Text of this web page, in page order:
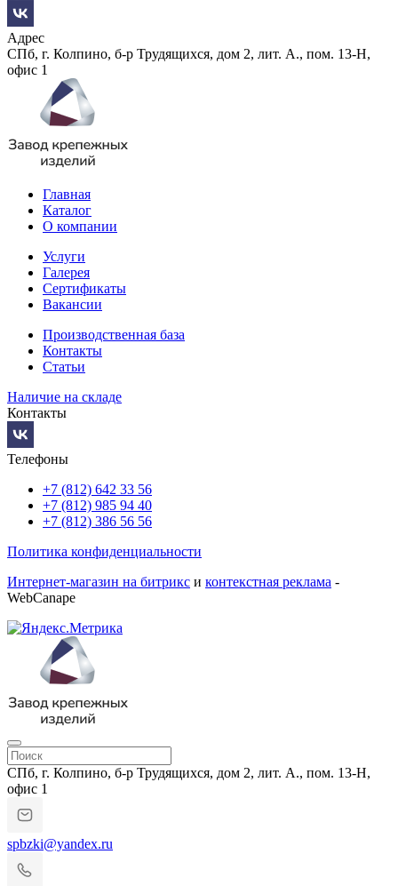
Адрес
СПб, г. Колпино, б-р Трудящихся, дом 2, лит. А., пом. 13-Н,
офис 1
Главная
Каталог
О компании
Услуги
Галерея
Сертификаты
Вакансии
Производственная база
Контакты
Статьи
Наличие на складе
Контакты
Телефоны
+7 (812) 642 33 56
+7 (812) 985 94 40
+7 (812) 386 56 56
Политика конфиденциальности
Интернет-магазин на битрикс и контекстная реклама -
WebCanape
СПб, г. Колпино, б-р Трудящихся, дом 2, лит. А., пом. 13-Н,
офис 1
spbzki@yandex.ru